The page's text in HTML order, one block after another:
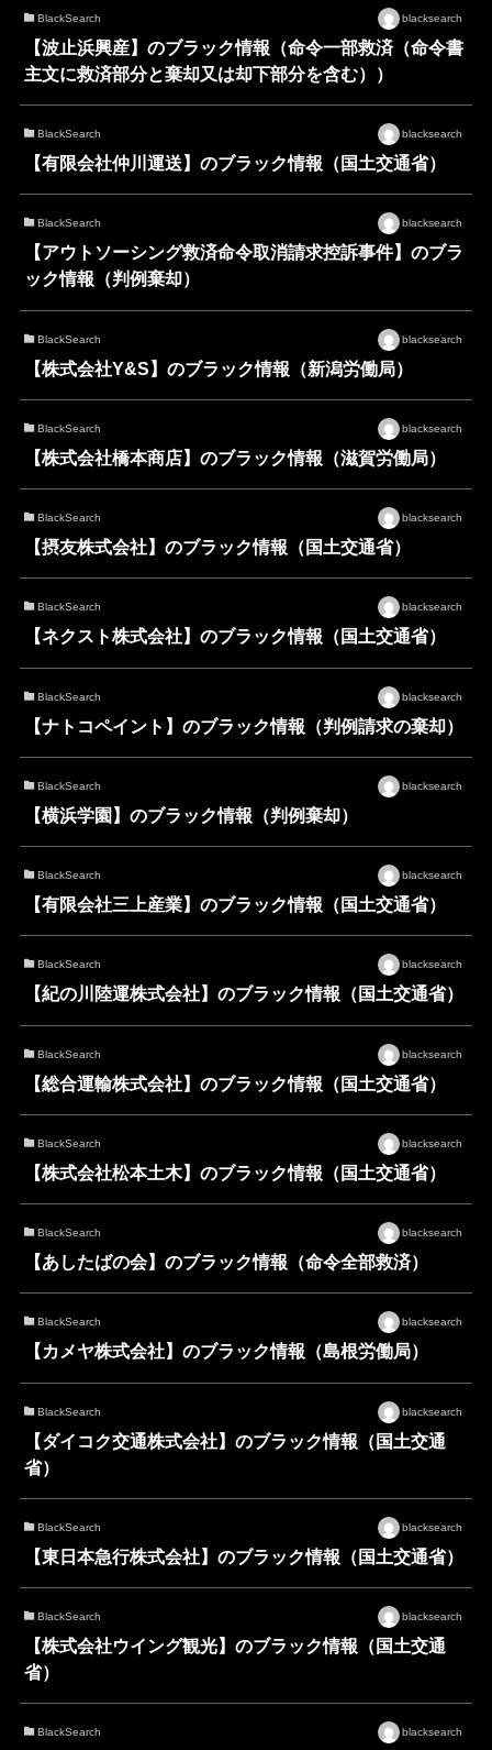
BlackSearch blacksearch
【波止浜興産】のブラック情報（命令一部救済（命令書
主文に救済部分と棄却又は却下部分を含む））
BlackSearch blacksearch
【有限会社仲川運送】のブラック情報（国土交通省）
BlackSearch blacksearch
【アウトソーシング救済命令取消請求控訴事件】のブラ
ック情報（判例棄却）
BlackSearch blacksearch
【株式会社Y&S】のブラック情報（新潟労働局）
BlackSearch blacksearch
【株式会社橋本商店】のブラック情報（滋賀労働局）
BlackSearch blacksearch
【摂友株式会社】のブラック情報（国土交通省）
BlackSearch blacksearch
【ネクスト株式会社】のブラック情報（国土交通省）
BlackSearch blacksearch
【ナトコペイント】のブラック情報（判例請求の棄却）
BlackSearch blacksearch
【横浜学園】のブラック情報（判例棄却）
BlackSearch blacksearch
【有限会社三上産業】のブラック情報（国土交通省）
BlackSearch blacksearch
【紀の川陸運株式会社】のブラック情報（国土交通省）
BlackSearch blacksearch
【総合運輸株式会社】のブラック情報（国土交通省）
BlackSearch blacksearch
【株式会社松本土木】のブラック情報（国土交通省）
BlackSearch blacksearch
【あしたばの会】のブラック情報（命令全部救済）
BlackSearch blacksearch
【カメヤ株式会社】のブラック情報（島根労働局）
BlackSearch blacksearch
【ダイコク交通株式会社】のブラック情報（国土交通
省）
BlackSearch blacksearch
【東日本急行株式会社】のブラック情報（国土交通省）
BlackSearch blacksearch
【株式会社ウイング観光】のブラック情報（国土交通
省）
BlackSearch blacksearch